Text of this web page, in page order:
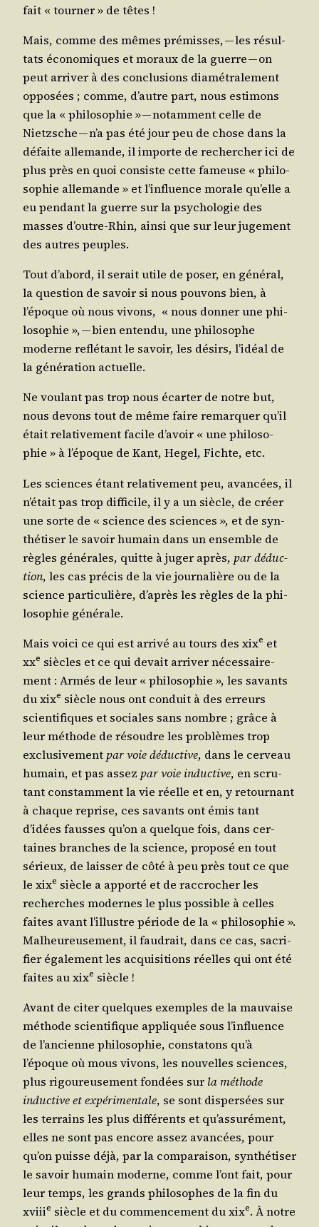
fait « tour­ner » de têtes !
Mais, comme des mêmes pré­misses, — les résul­
tats éco­no­miques et moraux de la guerre — on
peut arri­ver à des conclu­sions dia­mé­tra­le­ment
oppo­sées ; comme, d’autre part, nous esti­mons
que la « phi­lo­so­phie » — notam­ment celle de
Nietzsche — n’a pas été jour peu de chose dans la
défaite alle­mande, il importe de recher­cher ici de
plus près en quoi consiste cette fameuse « phi­lo­
so­phie alle­mande » et l’influence morale qu’elle a
eu pen­dant la guerre sur la psy­cho­lo­gie des
masses d’outre-Rhin, ain­si que sur leur juge­ment
des autres peuples.
Tout d’abord, il serait utile de poser, en géné­ral,
la ques­tion de savoir si nous pou­vons bien, à
l’époque où nous vivons, « nous don­ner une phi­
lo­so­phie », — bien enten­du, une phi­lo­sophe
moderne reflé­tant le savoir, les dési­rs, l’idéal de
la géné­ra­tion actuelle.
Ne vou­lant pas trop nous écar­ter de notre but,
nous devons tout de même faire remar­quer qu’il
était rela­ti­ve­ment facile d’avoir « une phi­lo­so­
phie » à l’époque de Kant, Hegel, Fichte, etc.
Les sciences étant rela­ti­ve­ment peu, avan­cées, il
n’était pas trop dif­fi­cile, il y a un siècle, de créer
une sorte de « science des sciences », et de syn­
thé­ti­ser le savoir humain dans un ensemble de
règles géné­rales, quitte à juger après, par déduc­
tion, les cas pré­cis de la vie jour­na­lière ou de la
science par­ti­cu­lière, d’après les règles de la phi­
lo­so­phie générale.
Mais voi­ci ce qui est arri­vé au tours des xixe et
xxe siècles et ce qui devait arri­ver néces­sai­re­
ment : Armés de leur « phi­lo­so­phie », les savants
duxixe siècle nous ont conduit à des erreurs
scien­ti­fiques et sociales sans nombre ; grâce à
leur méthode de résoudre les pro­blèmes trop
exclu­si­ve­ment par voie déduc­tive, dans le cer­veau
humain, et pas assez par voie induc­tive, en scru­
tant constam­ment la vie réelle et en, y retour­nant
à chaque reprise, ces savants ont émis tant
d’idées fausses qu’on a quelque fois, dans cer­
taines branches de la science, pro­po­sé en tout
sérieux, de lais­ser de côté à peu près tout ce que
le xixe siècle a appor­té et de rac­cro­cher les
recherches modernes le plus pos­sible à celles
faites avant l’illustre période de la « phi­lo­so­phie ».
Mal­heu­reu­se­ment, il fau­drait, dans ce cas, sacri­
fier éga­le­ment les acqui­si­tions réelles qui ont été
faites auxixe siècle !
Avant de citer quelques exemples de la mau­vaise
méthode scien­ti­fique appli­quée sous l’influence
de l’ancienne phi­lo­so­phie, consta­tons qu’à
l’époque où mous vivons, les nou­velles sciences,
plus rigou­reu­se­ment fon­dées sur la méthode
induc­tive et expé­ri­men­tale, se sont dis­per­sées sur
les ter­rains les plus dif­fé­rents et qu’assurément,
elles ne sont pas encore assez avan­cées, pour
qu’on puisse déjà, par la com­pa­rai­son, syn­thé­ti­ser
le savoir humain moderne, comme l’ont fait, pour
leur temps, les grands phi­lo­sophes de la fin du
xviiie siècle et du com­men­ce­ment duxixe. À notre